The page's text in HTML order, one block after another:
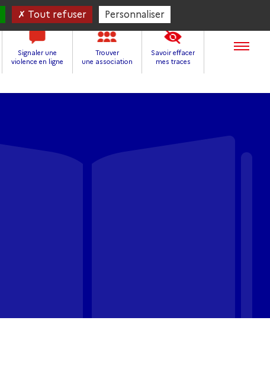
Signaler une
violence en ligne
Trouver
une association
Savoir effacer
mes traces
Tout refuser Personnaliser